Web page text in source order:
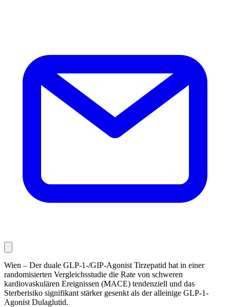
Wien – Der duale GLP-1-/GIP-Agonist Tirzepatid hat in einer
randomisierten Vergleichsstudie die Rate von schweren
kardiovaskulären Ereignissen (MACE) tendenziell und das
Sterberisiko signifikant stärker gesenkt als der alleinige GLP-1-
Agonist Dulaglutid.